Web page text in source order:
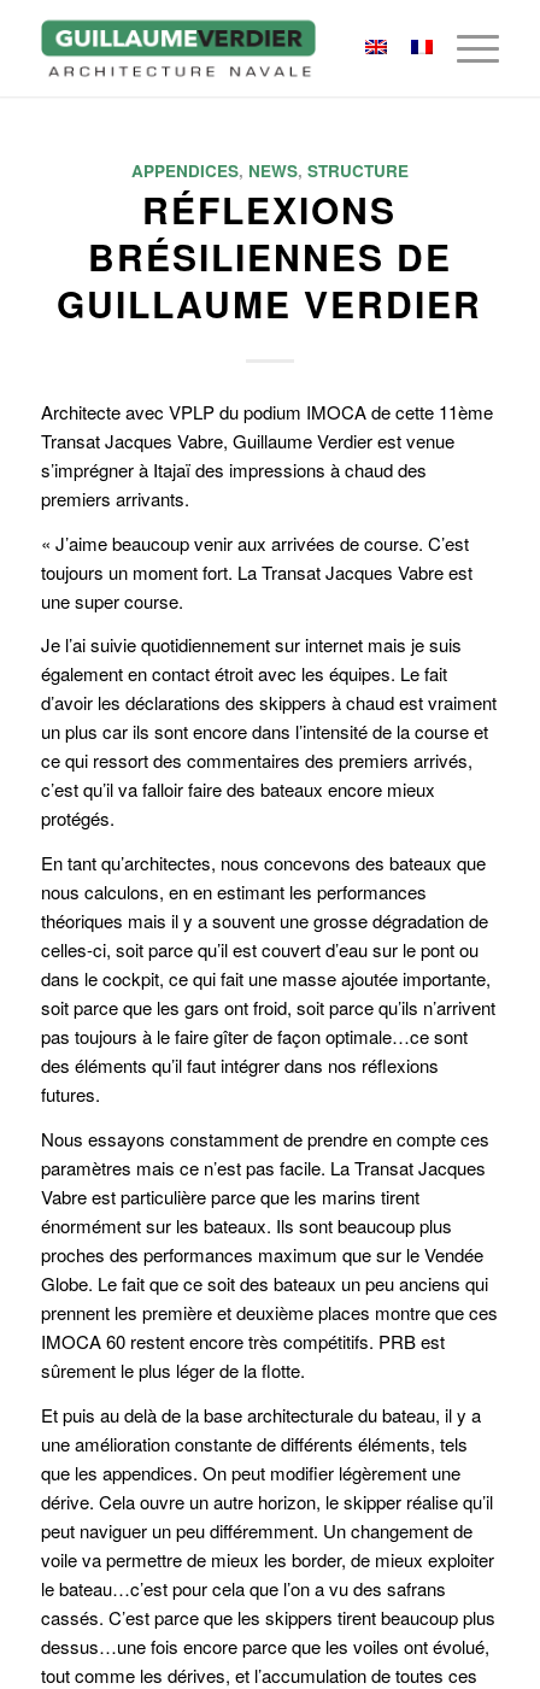
APPENDICES, NEWS, STRUCTURE
RÉFLEXIONS
BRÉSILIENNES DE
GUILLAUME VERDIER
Architecte avec VPLP du podium IMOCA de cette 11ème
Transat Jacques Vabre, Guillaume Verdier est venue
s’imprégner à Itajaï des impressions à chaud des
premiers arrivants.
« J’aime beaucoup venir aux arrivées de course. C’est
toujours un moment fort. La Transat Jacques Vabre est
une super course.
Je l’ai suivie quotidiennement sur internet mais je suis
également en contact étroit avec les équipes. Le fait
d’avoir les déclarations des skippers à chaud est vraiment
un plus car ils sont encore dans l’intensité de la course et
ce qui ressort des commentaires des premiers arrivés,
c’est qu’il va falloir faire des bateaux encore mieux
protégés.
En tant qu’architectes, nous concevons des bateaux que
nous calculons, en en estimant les performances
théoriques mais il y a souvent une grosse dégradation de
celles-ci, soit parce qu’il est couvert d’eau sur le pont ou
dans le cockpit, ce qui fait une masse ajoutée importante,
soit parce que les gars ont froid, soit parce qu’ils n’arrivent
pas toujours à le faire gîter de façon optimale…ce sont
des éléments qu’il faut intégrer dans nos réflexions
futures.
Nous essayons constamment de prendre en compte ces
paramètres mais ce n’est pas facile. La Transat Jacques
Vabre est particulière parce que les marins tirent
énormément sur les bateaux. Ils sont beaucoup plus
proches des performances maximum que sur le Vendée
Globe. Le fait que ce soit des bateaux un peu anciens qui
prennent les première et deuxième places montre que ces
IMOCA 60 restent encore très compétitifs. PRB est
sûrement le plus léger de la flotte.
Et puis au delà de la base architecturale du bateau, il y a
une amélioration constante de différents éléments, tels
que les appendices. On peut modifier légèrement une
dérive. Cela ouvre un autre horizon, le skipper réalise qu’il
peut naviguer un peu différemment. Un changement de
voile va permettre de mieux les border, de mieux exploiter
le bateau…c’est pour cela que l’on a vu des safrans
cassés. C’est parce que les skippers tirent beaucoup plus
dessus…une fois encore parce que les voiles ont évolué,
tout comme les dérives, et l’accumulation de toutes ces